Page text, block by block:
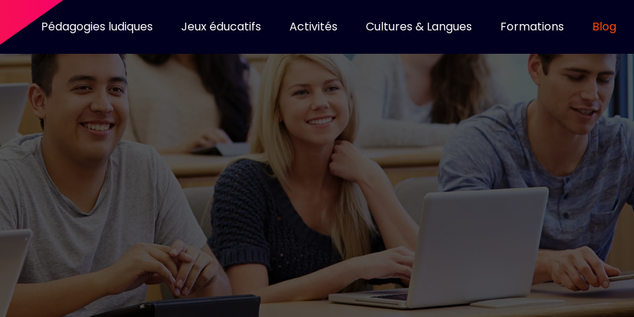
Pédagogies ludiques Jeux éducatifs Activités Cultures & Langues Formations Blog